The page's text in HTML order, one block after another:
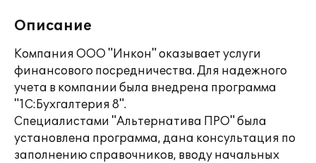
Описание
Компания ООО "Инкон" оказывает услуги
финансового посредничества. Для надежного
учета в компании была внедрена программа
"1С:Бухгалтерия 8".
Специалистами "Альтернатива ПРО" была
установлена программа, дана консультация по
заполнению справочников, вводу начальных